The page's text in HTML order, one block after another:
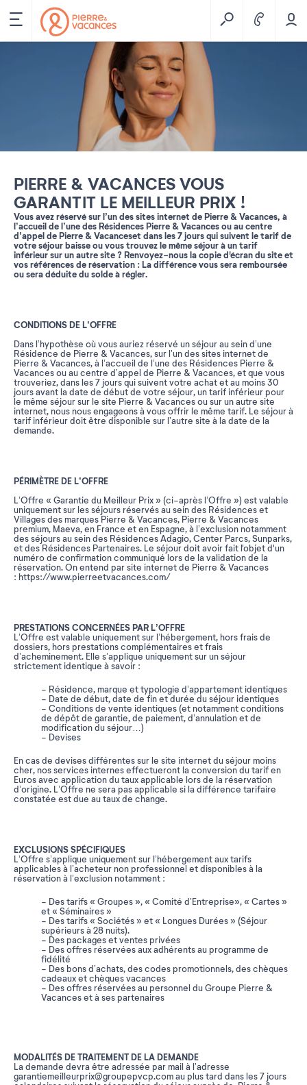
PIERRE & VACANCES VOUS
GARANTIT LE MEILLEUR PRIX !
Vous avez réservé sur l’un des sites internet de Pierre & Vacances, à
l’accueil de l’une des Résidences Pierre & Vacances ou au centre
d’appel de Pierre & Vacanceset dans les 7 jours qui suivent le tarif de
votre séjour baisse ou vous trouvez le même séjour à un tarif
inférieur sur un autre site ? Renvoyez-nous la copie d'écran du site et
vos références de réservation : La différence vous sera remboursée
ou sera déduite du solde à régler.
CONDITIONS DE L’OFFRE
Dans l’hypothèse où vous auriez réservé un séjour au sein d’une
Résidence de Pierre & Vacances, sur l’un des sites internet de
Pierre & Vacances, à l’accueil de l’une des Résidences Pierre &
Vacances ou au centre d’appel de Pierre & Vacances, et que vous
trouveriez, dans les 7 jours qui suivent votre achat et au moins 30
jours avant la date de début de votre séjour, un tarif inférieur pour
le même séjour sur le site Pierre & Vacances ou sur un autre site
internet, nous nous engageons à vous offrir le même tarif. Le séjour à
tarif inférieur doit être disponible sur l’autre site à la date de la
demande.
PÉRIMÈTRE DE L’OFFRE
L’Offre « Garantie du Meilleur Prix » (ci-après l’Offre ») est valable
uniquement sur les séjours réservés au sein des Résidences et
Villages des marques Pierre & Vacances, Pierre & Vacances
premium, Maeva, en France et en Espagne, à l’exclusion notamment
des séjours au sein des Résidences Adagio, Center Parcs, Sunparks,
et des Résidences Partenaires. Le séjour doit avoir fait l'objet d'un
numéro de confirmation communiqué lors de la validation de la
réservation. On entend par site internet de Pierre & Vacances
: https://www.pierreetvacances.com/
PRESTATIONS CONCERNÉES PAR L’OFFRE
L’Offre est valable uniquement sur l’hébergement, hors frais de
dossiers, hors prestations complémentaires et frais
d’acheminement. Elle s’applique uniquement sur un séjour
strictement identique à savoir :
- Résidence, marque et typologie d’appartement identiques
- Date de début, date de fin et durée du séjour identiques
- Conditions de vente identiques (et notamment conditions
de dépôt de garantie, de paiement, d’annulation et de
modification du séjour…)
- Devises
En cas de devises différentes sur le site internet du séjour moins
cher, nos services internes effectueront la conversion du tarif en
Euros avec application du taux applicable lors de la réservation
d’origine. L’Offre ne sera pas applicable si la différence tarifaire
constatée est due au taux de change.
EXCLUSIONS SPÉCIFIQUES
L’Offre s’applique uniquement sur l’hébergement aux tarifs
applicables à l’acheteur non professionnel et disponibles à la
réservation à l’exclusion notamment :
- Des tarifs « Groupes », « Comité d’Entreprise», « Cartes »
et « Séminaires »
- Des tarifs « Sociétés » et « Longues Durées » (Séjour
supérieurs à 28 nuits).
- Des packages et ventes privées
- Des offres réservées aux adhérents au programme de
fidélité
- Des bons d’achats, des codes promotionnels, des chèques
cadeaux et chèques vacances
- Des offres réservées au personnel du Groupe Pierre &
Vacances et à ses partenaires
MODALITÉS DE TRAITEMENT DE LA DEMANDE
La demande devra être adressée par mail à l’adresse
garantiemeilleurprix@groupepvcp.com au plus tard dans les 7 jours